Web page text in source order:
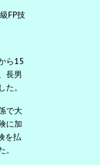
FP技
ら15
長男
。
で大
に加
を払